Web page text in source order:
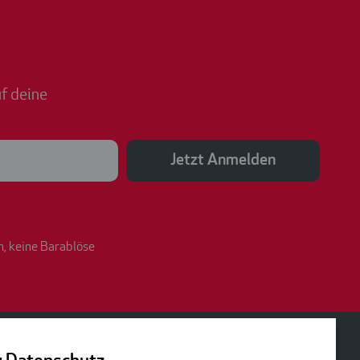
deine
Jetzt Anmelden
keine Barablöse